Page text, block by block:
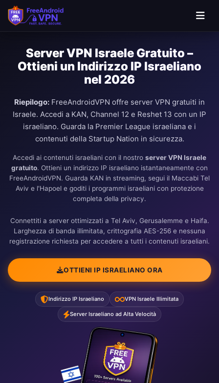
Server VPN Israele Gratuito –
Ottieni un Indirizzo IP Israeliano
nel 2026
Riepilogo: FreeAndroidVPN offre server VPN gratuiti in
Israele. Accedi a KAN, Channel 12 e Reshet 13 con un IP
israeliano. Guarda la Premier League israeliana e i
contenuti della Startup Nation in sicurezza.
Accedi ai contenuti israeliani con il nostro server VPN Israele
gratuito. Ottieni un indirizzo IP israeliano istantaneamente con
FreeAndroidVPN. Guarda KAN in streaming, segui il Maccabi Tel
Aviv e l'Hapoel e goditi i programmi israeliani con protezione
completa della privacy.
Connettiti a server ottimizzati a Tel Aviv, Gerusalemme e Haifa.
Larghezza di banda illimitata, crittografia AES-256 e nessuna
registrazione richiesta per accedere a tutti i contenuti israeliani.
OTTIENI IP ISRAELIANO ORA
Indirizzo IP Israeliano VPN Israele Illimitata
Server Israeliano ad Alta Velocità